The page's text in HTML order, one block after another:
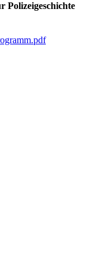
Polizeigeschichte